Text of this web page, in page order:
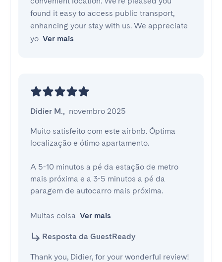
found it easy to access public transport,
enhancing your stay with us. We appreciate
yo Ver mais
Didier M., novembro 2025
Muito satisfeito com este airbnb. Óptima
localização e ótimo apartamento.
A 5-10 minutos a pé da estação de metro
mais próxima e a 3-5 minutos a pé da
paragem de autocarro mais próxima.
Muitas coisa Ver mais
Resposta da GuestReady
Thank you, Didier, for your wonderful review!